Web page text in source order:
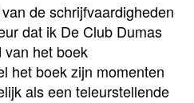
de schrijfvaardigheden
dat ik De Club Dumas
van het boek
het boek zijn momenten
als een teleurstellende